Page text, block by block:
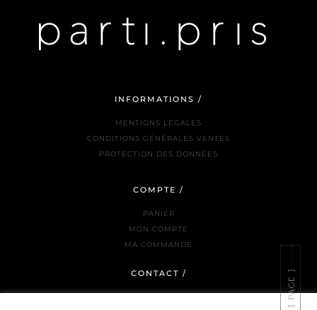
INFORMATIONS /
MENTIONS LÉGALES
CONDITIONS GÉNÉRALES VENTES
PROTECTION DES DONNÉES
COMPTE /
PANIER
MON COMPTE
MA COMMANDE
CONTACT /